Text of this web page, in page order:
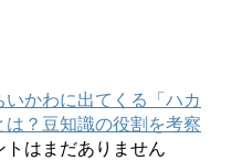
いかわに出てくる「ハカ
は？豆知識の役割を考察
トはまだありません